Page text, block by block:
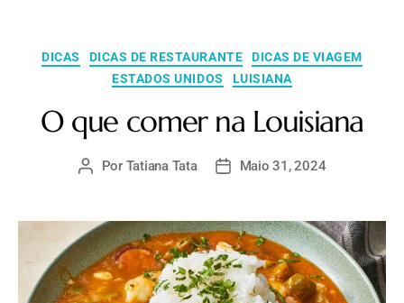
DICAS DICAS DE RESTAURANTE
DICAS DE VIAGEM
ESTADOS UNIDOS
LUISIANA
O que comer na Louisiana
Por Tatiana Tata Maio 31, 2024